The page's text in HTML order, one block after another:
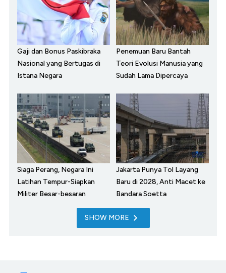
Gaji dan Bonus Paskibraka
Nasional yang Bertugas di
Istana Negara
Penemuan Baru Bantah
Teori Evolusi Manusia yang
Sudah Lama Dipercaya
Siaga Perang, Negara Ini
Latihan Tempur-Siapkan
Militer Besar-besaran
Jakarta Punya Tol Layang
Baru di 2028, Anti Macet ke
Bandara Soetta
SHOW MORE